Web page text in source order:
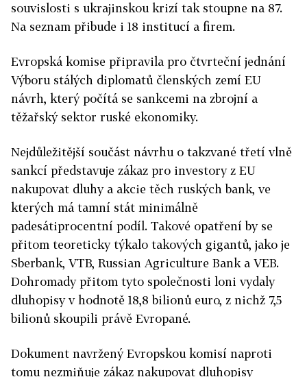
souvislosti s ukrajinskou krizí tak stoupne na 87.
Na seznam přibude i 18 institucí a firem.
Evropská komise připravila pro čtvrteční jednání
Výboru stálých diplomatů členských zemí EU
návrh, který počítá se sankcemi na zbrojní a
těžařský sektor ruské ekonomiky.
Nejdůležitější součást návrhu o takzvané třetí vlně
sankcí představuje zákaz pro investory z EU
nakupovat dluhy a akcie těch ruských bank, ve
kterých má tamní stát minimálně
padesátiprocentní podíl. Takové opatření by se
přitom teoreticky týkalo takových gigantů, jako je
Sberbank, VTB, Russian Agriculture Bank a VEB.
Dohromady přitom tyto společnosti loni vydaly
dluhopisy v hodnotě 18,8 bilionů euro, z nichž 7,5
bilionů skoupili právě Evropané.
Dokument navržený Evropskou komisí naproti
tomu nezmiňuje zákaz nakupovat dluhopisy